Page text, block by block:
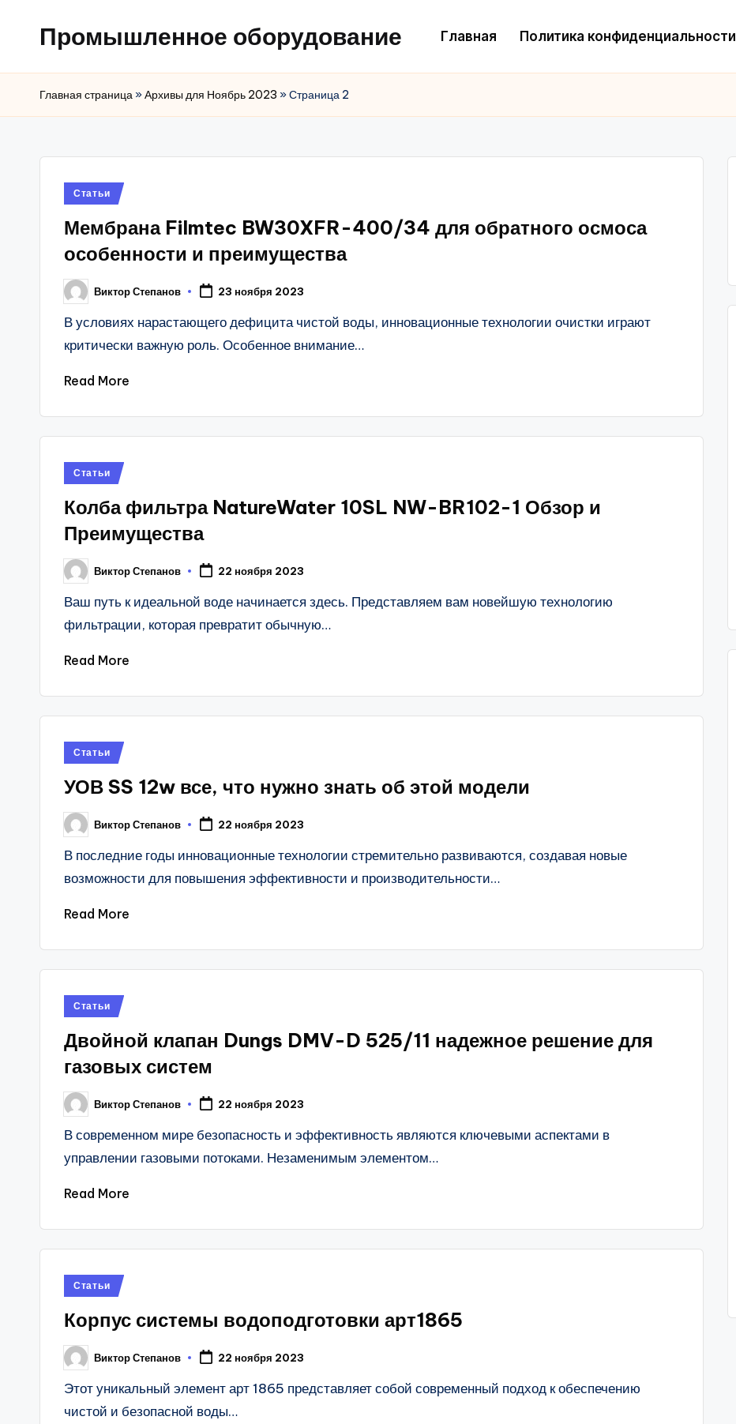
Промышленное оборудование Главная Политика конфиденциальности
Главная страница»Архивы для Ноябрь 2023 »Страница 2
Posted
Статьи
Мембрана Filmtec BW30XFR-400/34 для обратного осмоса
особенности и преимущества
Posted
by
Виктор Степанов 23 ноября 2023
В условиях нарастающего дефицита чистой воды, инновационные технологии очистки играют
критически важную роль. Особенное внимание…
Read More
Posted
Статьи
Колба фильтра NatureWater 10SL NW-BR102-1 Обзор и
Преимущества
Posted
by
Виктор Степанов 22 ноября 2023
Ваш путь к идеальной воде начинается здесь. Представляем вам новейшую технологию
фильтрации, которая превратит обычную…
Read More
Posted
Статьи
УОВ SS 12w все, что нужно знать об этой модели
Posted
by
Виктор Степанов 22 ноября 2023
В последние годы инновационные технологии стремительно развиваются, создавая новые
возможности для повышения эффективности и производительности…
Read More
Posted
Статьи
Двойной клапан Dungs DMV-D 525/11 надежное решение для
газовых систем
Posted
by
Виктор Степанов 22 ноября 2023
В современном мире безопасность и эффективность являются ключевыми аспектами в
управлении газовыми потоками. Незаменимым элементом…
Read More
Posted
Статьи
Корпус системы водоподготовки арт1865
Posted
by
Виктор Степанов 22 ноября 2023
Этот уникальный элемент арт 1865 представляет собой современный подход к обеспечению
чистой и безопасной воды…